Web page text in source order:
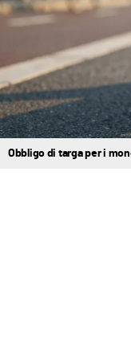
Obbligo di targa per i